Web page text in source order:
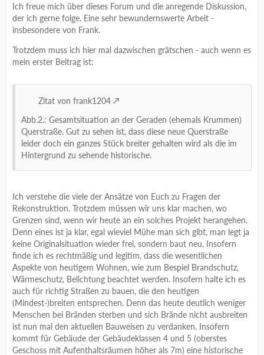
Ich freue mich über dieses Forum und die anregende Diskussion,
der ich gerne folge. Eine sehr bewundernswerte Arbeit -
insbesondere von Frank.
Trotzdem muss ich hier mal dazwischen grätschen - auch wenn es
mein erster Beitrag ist:
Zitat von frank1204
Abb.2.: Gesamtsituation an der Geraden (ehemals Krummen)
Querstraße. Gut zu sehen ist, dass diese neue Querstraße
leider doch ein ganzes Stück breiter gehalten wird als die im
Hintergrund zu sehende historische.
Ich verstehe die viele der Ansätze von Euch zu Fragen der
Rekonstruktion. Trotzdem müssen wir uns klar machen, wo
Grenzen sind, wenn wir heute an ein solches Projekt herangehen.
Denn eines ist ja klar, egal wieviel Mühe man sich gibt, man legt ja
keine Originalsituation wieder frei, sondern baut neu. Insofern
finde ich es rechtmäßig und legitim, dass die wesentlichen
Aspekte von heutigem Wohnen, wie zum Bespiel Brandschutz,
Wärmeschutz, Belichtung beachtet werden. Insofern halte ich es
auch für richtig Straßen zu bauen, die den heutigen
(Mindest-)breiten entsprechen. Denn das heute deutlich weniger
Menschen bei Bränden sterben und sich Brände nicht ausbreiten
ist nun mal den aktuellen Bauweisen zu verdanken. Insofern
kommt für Gebäude der Gebäudeklassen 4 und 5 (oberstes
Geschoss mit Aufenthaltsräumen höher als 7m) eine historische